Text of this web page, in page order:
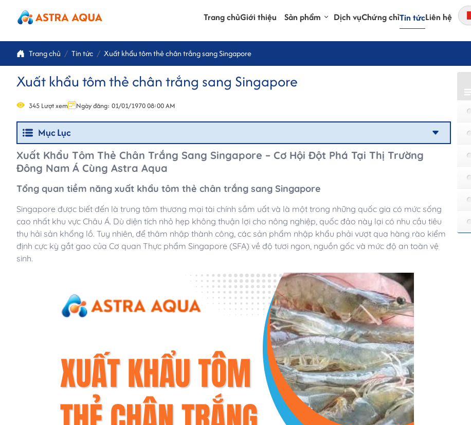
Trang chủGiới thiệu Sản phẩm Dịch vụChứng chỉTin tứcLiên hệ
Trang chủ Tin tức Xuất khẩu tôm thẻ chân trắng sang Singapore
Xuất khẩu tôm thẻ chân trắng sang Singapore
345 Lượt xem Ngày đăng: 01/01/1970 08:00 AM
Mục Lục
Xuất Khẩu Tôm Thẻ Chân Trắng Sang Singapore – Cơ Hội Đột Phá Tại Thị Trường
Đông Nam Á Cùng Astra Aqua
Tổng quan tiềm năng xuất khẩu tôm thẻ chân trắng sang Singapore
Singapore được biết đến là trung tâm thương mại tài chính sầm uất và là một trong những quốc gia có mức sống
cao nhất khu vực Châu Á. Dù diện tích nhỏ hẹp không thuận lợi cho nông nghiệp, quốc đảo này lại có nhu cầu tiêu
thụ hải sản khổng lồ. Tuy nhiên, để thâm nhập thành công, các sản phẩm nhập khẩu phải vượt qua hàng rào kiểm
định cực kỳ gắt gao của Cơ quan Thực phẩm Singapore (SFA) về độ tươi ngon, nguồn gốc và mức độ an toàn vệ
sinh.